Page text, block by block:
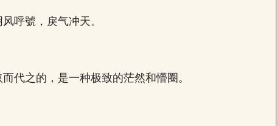
呼號，戾气冲天。
代之的，是一种极致的茫然和懵圈。